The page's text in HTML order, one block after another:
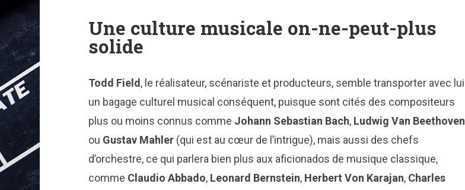
Une culture musicale on-ne-peut-plus
solide
Todd Field, le réalisateur, scénariste et producteurs, semble transporter avec lui
un bagage culturel musical conséquent, puisque sont cités des compositeurs
plus ou moins connus comme Johann Sebastian Bach, Ludwig Van Beethoven
ou Gustav Mahler(qui est au cœur de l’intrigue), mais aussi des chefs
d’orchestre, ce qui parlera bien plus aux aficionados de musique classique,
comme Claudio Abbado, Leonard Bernstein, Herbert Von Karajan, Charles